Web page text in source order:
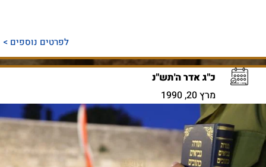
לפרטים נוספים >
כ"ג אדר ה'תש"נ
מרץ 20, 1990